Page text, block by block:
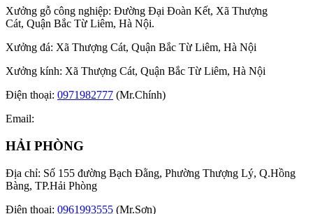
Xưởng gỗ công nghiệp: Đường Đại Đoàn Kết, Xã Thượng
Cát, Quận Bắc Từ Liêm, Hà Nội.
Xưởng đá: Xã Thượng Cát, Quận Bắc Từ Liêm, Hà Nội
Xưởng kính: Xã Thượng Cát, Quận Bắc Từ Liêm, Hà Nội
Điện thoại: 0971982777 (Mr.Chính)
Email:
HẢI PHÒNG
Địa chỉ: Số 155 đường Bạch Đằng, Phường Thượng Lý, Q.Hồng
Bàng, TP.Hải Phòng
Điện thoại: 0961993555 (Mr.Sơn)